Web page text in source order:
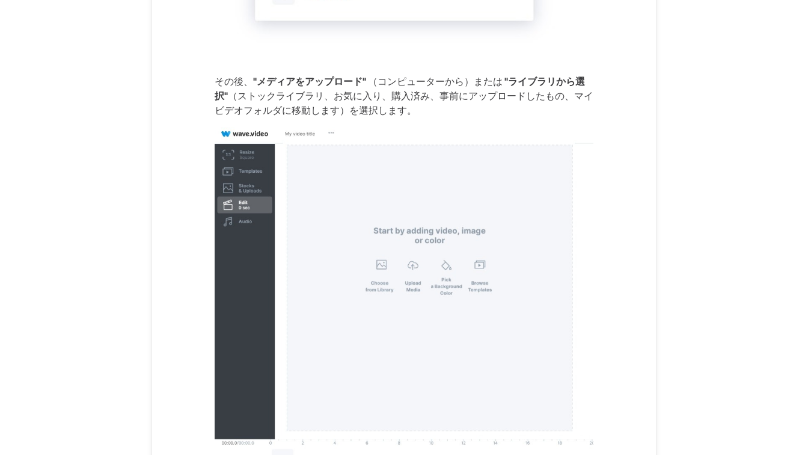
その後、 "メディアをアップロード" （コンピューターから）または "ライブラリから選
択" （ストックライブラリ、お気に入り、購入済み、事前にアップロードしたもの、マイ
ビデオフォルダに移動します）を選択します。